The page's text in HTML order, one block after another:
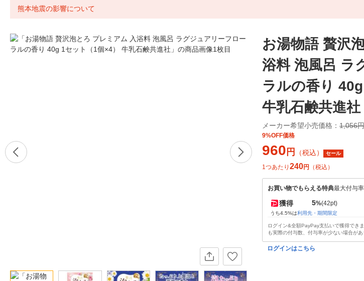
熊本地震の影響について
お湯物語 贅沢
浴料 泡風呂 ラ
ラルの香り
牛乳石鹸共進社
メーカー希望小売価格： 1,056
9%OFF価格
960 円 （税込） セール
1つあたり 240円 （税込）
お買い物でもらえる特典最大付与
獲得 5%(42pt)
うち4.5%は利用先・期間限定
ログイン&全額PayPay支払いで獲得でき
も実際の付与数、付与率が少ない場合が
ログインはこちら